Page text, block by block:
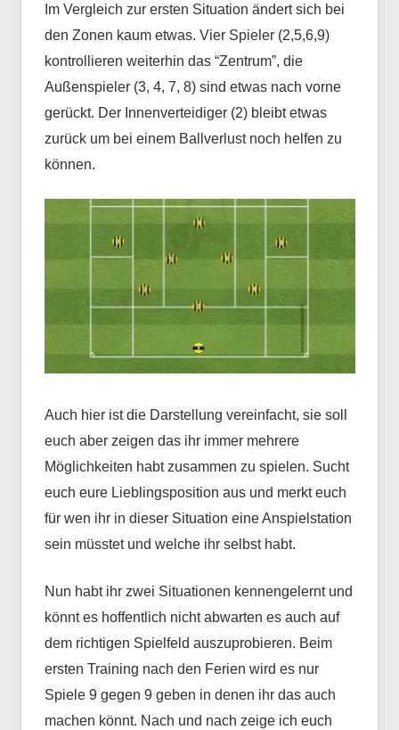
Im Vergleich zur ersten Situation ändert sich bei
den Zonen kaum etwas. Vier Spieler (2,5,6,9)
kontrollieren weiterhin das “Zentrum”, die
Außenspieler (3, 4, 7, 8) sind etwas nach vorne
gerückt. Der Innenverteidiger (2) bleibt etwas
zurück um bei einem Ballverlust noch helfen zu
können.
Auch hier ist die Darstellung vereinfacht, sie soll
euch aber zeigen das ihr immer mehrere
Möglichkeiten habt zusammen zu spielen. Sucht
euch eure Lieblingsposition aus und merkt euch
für wen ihr in dieser Situation eine Anspielstation
sein müsstet und welche ihr selbst habt.
Nun habt ihr zwei Situationen kennengelernt und
könnt es hoffentlich nicht abwarten es auch auf
dem richtigen Spielfeld auszuprobieren. Beim
ersten Training nach den Ferien wird es nur
Spiele 9 gegen 9 geben in denen ihr das auch
machen könnt. Nach und nach zeige ich euch